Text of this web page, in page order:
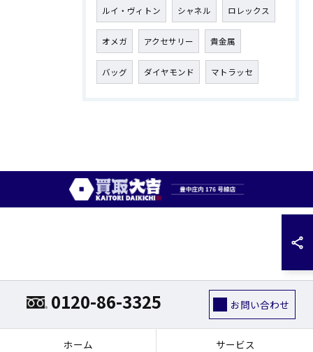
ルイ・ヴィトン シャネル ロレックス
オメガ アクセサリー 貴金属
バッグ ダイヤモンド マトラッセ
0120-86-3325 お問い合わせ
ホーム サービス